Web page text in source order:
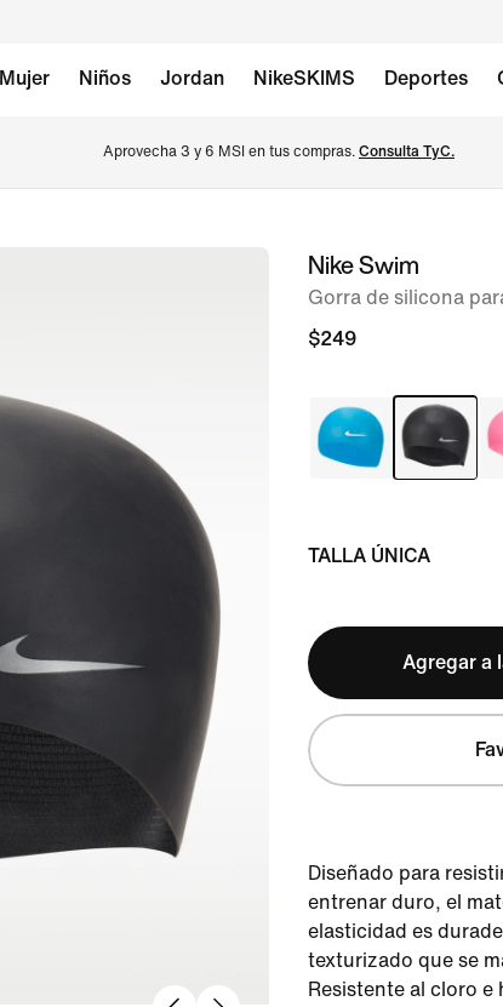
Mujer Niños Jordan NikeSKIMS Deportes
Aprovecha 3 y 6 MSI en tus compras. Consulta TyC.
imagen 1 de 2
Nike Swim
Gorra de silicona
$249
TALLA ÚNICA
Agregar a
Diseñado para
entrenar duro, el
elasticidad es
texturizado que se
Resistente al cloro